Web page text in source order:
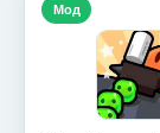
Мод